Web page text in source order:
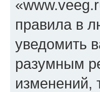
правила в
уведомить
разумным
изменений,